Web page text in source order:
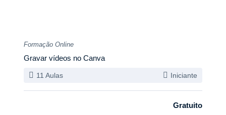
Formação Online
Gravar vídeos no Canva
11 Aulas Iniciante
Gratuito